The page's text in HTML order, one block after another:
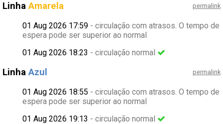
permalink
LinhaAmarela
01 Aug 2026 17:59 - circulação com atrasos. O tempo de
espera pode ser superior ao normal
01 Aug 2026 18:23 - circulação normal
permalink
LinhaAzul
01 Aug 2026 18:55 - circulação com atrasos. O tempo de
espera pode ser superior ao normal
01 Aug 2026 19:13 - circulação normal